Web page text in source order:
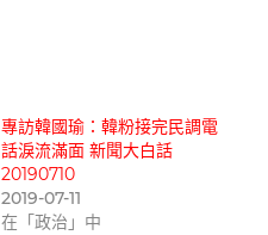
專訪韓國瑜：韓粉接完民調電
話淚流滿面 新聞大白話
20190710
2019-07-11
在「政治」中